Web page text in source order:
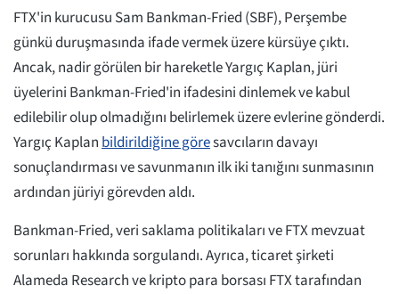
FTX'in kurucusu Sam Bankman-Fried (SBF), Perşembe
günkü duruşmasında ifade vermek üzere kürsüye çıktı.
Ancak, nadir görülen bir hareketle Yargıç Kaplan, jüri
üyelerini Bankman-Fried'in ifadesini dinlemek ve kabul
edilebilir olup olmadığını belirlemek üzere evlerine gönderdi.
Yargıç Kaplanbildirildiğine göresavcıların davayı
sonuçlandırması ve savunmanın ilk iki tanığını sunmasının
ardından jüriyi görevden aldı.
Bankman-Fried, veri saklama politikaları ve FTX mevzuat
sorunları hakkında sorgulandı. Ayrıca, ticaret şirketi
Alameda Research ve kripto para borsası FTX tarafından